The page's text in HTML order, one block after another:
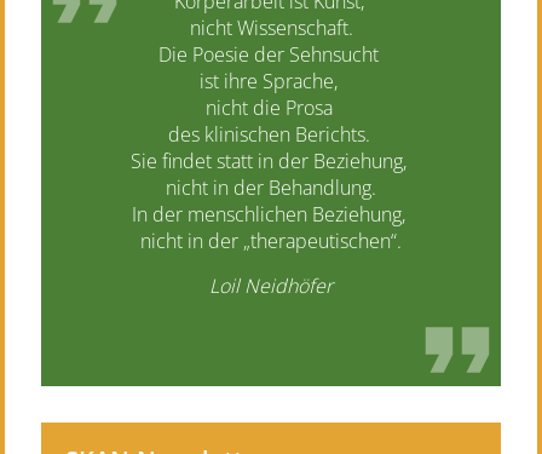
nicht Wissenschaft.
Die Poesie der Sehnsucht
ist ihre Sprache,
nicht die Prosa
des klinischen Berichts.
Sie findet statt in der Beziehung,
nicht in der Behandlung.
In der menschlichen Beziehung,
nicht in der „therapeutischen“.
Loil Neidhöfer